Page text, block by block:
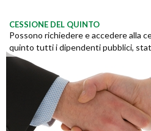
CESSIONE DEL QUINTO
Possono richiedere e accedere alla
quinto tutti i dipendenti pubblici,